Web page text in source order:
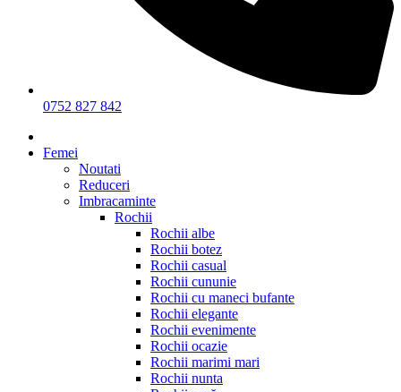
0752 827 842
Femei
Noutati
Reduceri
Imbracaminte
Rochii
Rochii albe
Rochii botez
Rochii casual
Rochii cununie
Rochii cu maneci bufante
Rochii elegante
Rochii evenimente
Rochii ocazie
Rochii marimi mari
Rochii nunta